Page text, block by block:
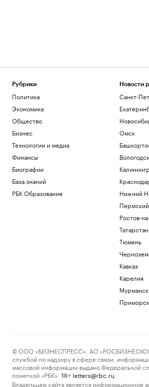
Рубрики
Политика
Экономика
Общество
Бизнес
Технологии и медиа
Финансы
Биографии
База знаний
РБК Образование
Новости
Санкт-
Омск
Нижний
Ростов-
Татарстан
Тюмень
Кавказ
Карелия
Мурманск
© ООО «БИЗНЕСПРЕСС», АО
службой по надзору в сфере связи,
массовой информации выдано Федеральной
пометкой «РБК».
18+ letters@rbc.ru
Владельцем сайта является информационное